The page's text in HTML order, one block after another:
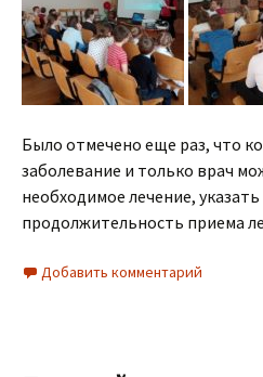
Было отмечено еще раз, что
заболевание и только врач
необходимое лечение,
продолжительность приема
Добавить комментарий